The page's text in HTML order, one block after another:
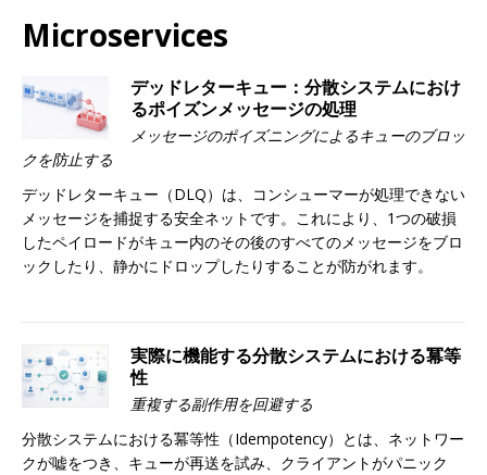
Microservices
デッドレターキュー：分散システムにおけ
るポイズンメッセージの処理
メッセージのポイズニングによるキューのブロッ
クを防止する
デッドレターキュー（DLQ）は、コンシューマーが処理できない
メッセージを捕捉する安全ネットです。これにより、1つの破損
したペイロードがキュー内のその後のすべてのメッセージをブロ
ックしたり、静かにドロップしたりすることが防がれます。
実際に機能する分散システムにおける冪等
性
重複する副作用を回避する
分散システムにおける冪等性（Idempotency）とは、ネットワー
クが嘘をつき、キューが再送を試み、クライアントがパニック